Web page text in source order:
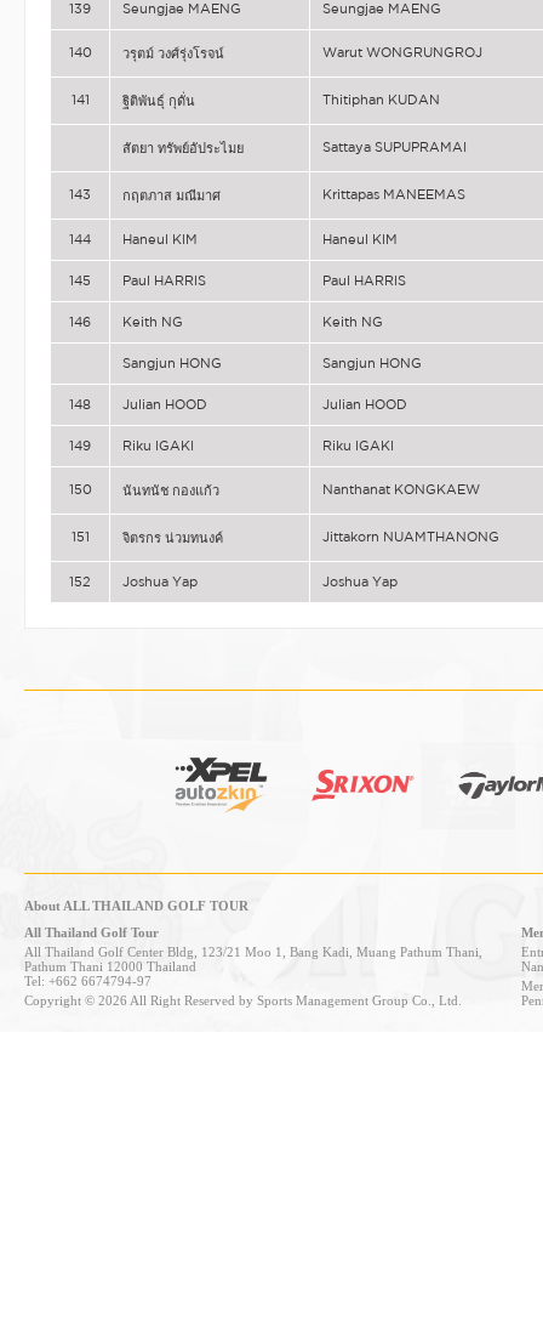
139 Seungjae MAENG Seungjae MAENG
140 วรุตม์ วงศ์รุ่งโรจน์ Warut WONGRUNGROJ
141 ฐิติพันธุ์ กุดั่น Thitiphan KUDAN
สัตยา ทรัพย์อัประไมย Sattaya SUPUPRAMAI
143 กฤตภาส มณีมาศ Krittapas MANEEMAS
144 Haneul KIM Haneul KIM
145 Paul HARRIS Paul HARRIS
146 Keith NG Keith NG
Sangjun HONG Sangjun HONG
148 Julian HOOD Julian HOOD
149 Riku IGAKI Riku IGAKI
150 นันทนัช กองแก้ว Nanthanat KONGKAEW
151 จิตรกร น่วมทนงค์ Jittakorn NUAMTHANONG
152 Joshua Yap Joshua Yap
About ALL THAILAND GOLF TOUR
All Thailand Golf Tour
All Thailand Golf Center Bldg, 123/21 Moo 1, Bang Kadi, Muang Pathum Thani,
Pathum Thani 12000 Thailand
Tel: +662 6674794-97
Copyright © 2026 All Right Reserved by Sports Management Group Co., Ltd.